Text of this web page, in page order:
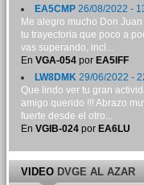
EA5CMP26/08/2022 -
Me alegro mucho Don Juan
tu trayectoria que poco a
vas superando, incl...
En VGA-054por EA5IFF
LW8DMK29/06/2022 -
Que lindo ver tu gran
amigo querido !!! Abrazo
fuerte desde el otro...
En VGIB-024por EA6LU
VIDEODVGE AL AZAR